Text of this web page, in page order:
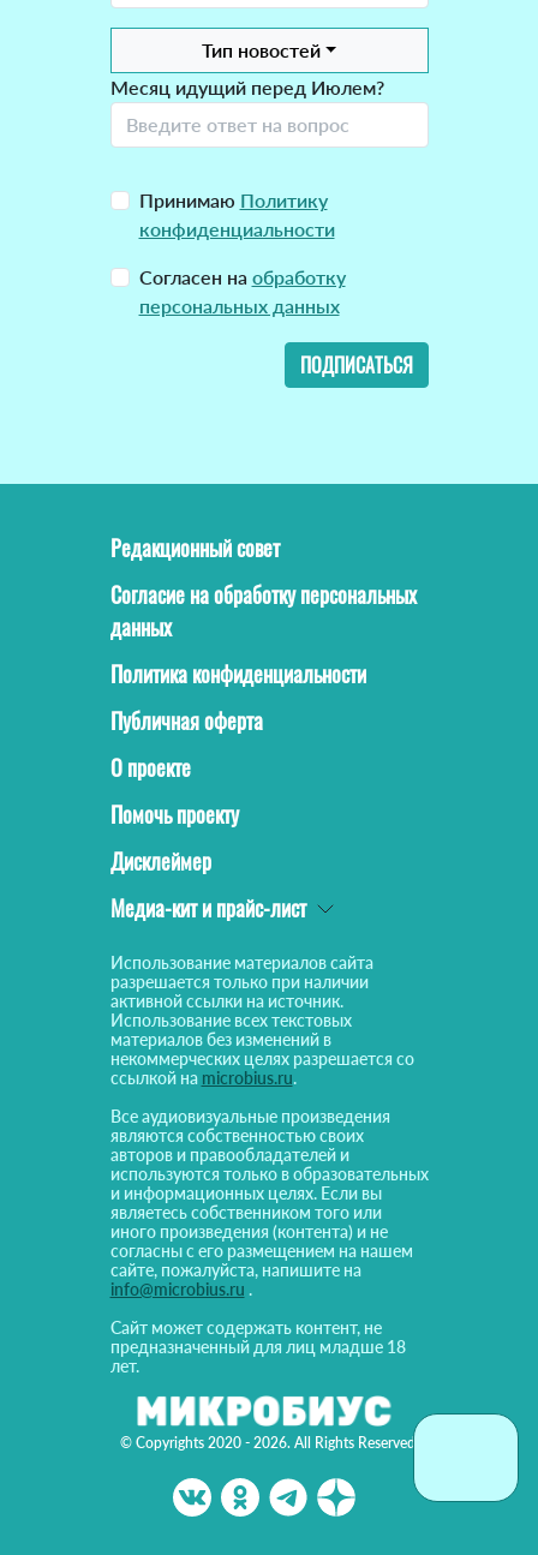
Тип новостей
Месяц идущий перед Июлем?
Принимаю Политику
конфиденциальности
Согласен на обработку
персональных данных
ПОДПИСАТЬСЯ
© Copyrights 2020 - 2026. All Rights Reserved!
Редакционный совет
Согласие на обработку персональных
данных
Политика конфиденциальности
Публичная оферта
О проекте
Помочь проекту
Дисклеймер
Медиа-кит и прайс-лист
Использование материалов сайта
разрешается только при наличии
активной ссылки на источник.
Использование всех текстовых
материалов без изменений в
некоммерческих целях разрешается со
ссылкой на microbius.ru.
Все аудиовизуальные произведения
являются собственностью своих
авторов и правообладателей и
используются только в образовательных
и информационных целях. Если вы
являетесь собственником того или
иного произведения (контента) и не
согласны с его размещением на нашем
сайте, пожалуйста, напишите на
info@microbius.ru .
Сайт может содержать контент, не
предназначенный для лиц младше 18
лет.